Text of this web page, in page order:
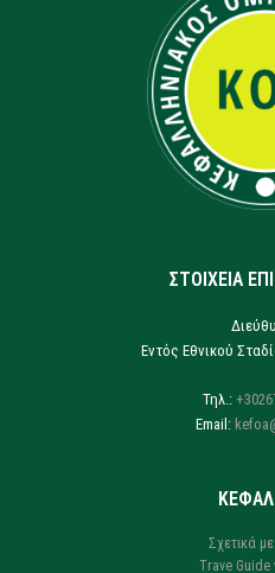
ΣΤΟΙΧΕΙΑ
Εντός Εθνικού
Τηλ.:
Email:
Σχετικά
Trave Guide